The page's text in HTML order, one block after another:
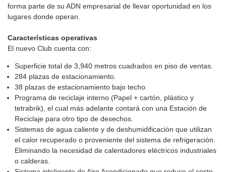
forma parte de su ADN empresarial de llevar oportunidad en los
lugares donde operan.
Características operativas
El nuevo Club cuenta con:
Superficie total de 3,940 metros cuadrados en piso de ventas.
284 plazas de estacionamiento.
38 plazas de estacionamiento bajo techo.
Programa de reciclaje interno (Papel + cartón, plástico y
tetrabrik), el cual más adelante contará con una Estación de
Reciclaje para otro tipo de desechos.
Sistemas de agua caliente y de deshumidificación que utilizan
el calor recuperado o proveniente del sistema de refrigeración.
Eliminando la necesidad de calentadores eléctricos industriales
o calderas.